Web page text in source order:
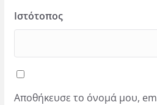
Ιστότοπος
Αποθήκευσε το όνομά μου,